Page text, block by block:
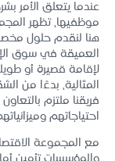
عندما يتعلق الأمر
موظفيها، تظهر
هنا لنقدم حلول
العميقة في سوق
لإقامة قصيرة أو
المثالية، بدءًا من
فريقنا ملتزم
احتياجاتهم
مع المجموعة
والمؤسسات تأمين